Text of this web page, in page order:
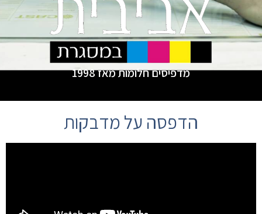
מדפיסים חלומות מאז 1998
הדפסה על מדבקות